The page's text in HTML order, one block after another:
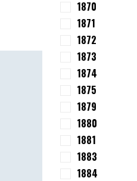
1870
1871
1872
1873
1874
1875
1879
1880
1881
1883
1884